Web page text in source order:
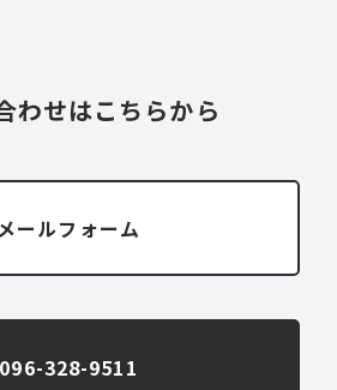
わせはこちらから
ールフォーム
096-328-9511